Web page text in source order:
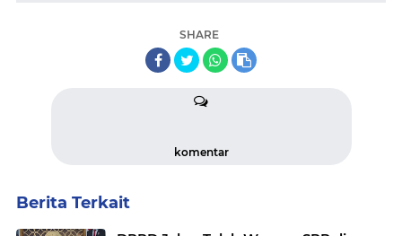
SHARE
komentar
Berita Terkait